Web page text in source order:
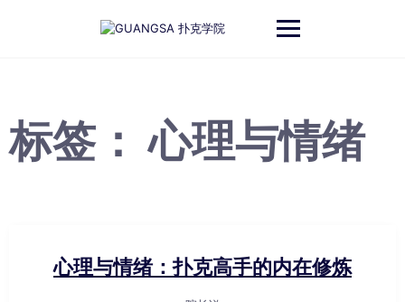
标签：心理与情绪
心理与情绪：扑克高手的内在修炼